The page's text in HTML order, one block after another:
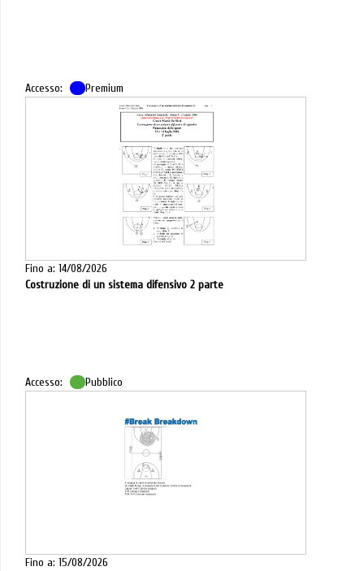
Accesso: Premium
Fino a: 14/08/2026
Costruzione di un sistema difensivo 2 parte
Accesso: Pubblico
Fino a: 15/08/2026